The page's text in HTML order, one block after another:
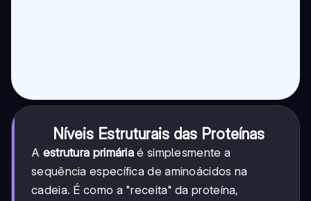
Níveis Estruturais das Proteínas
A estrutura primária é simplesmente a
sequência específica de aminoácidos na
cadeia. É como a "receita" da proteína,